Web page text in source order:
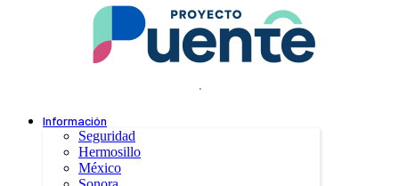
.
Información
Seguridad
Hermosillo
México